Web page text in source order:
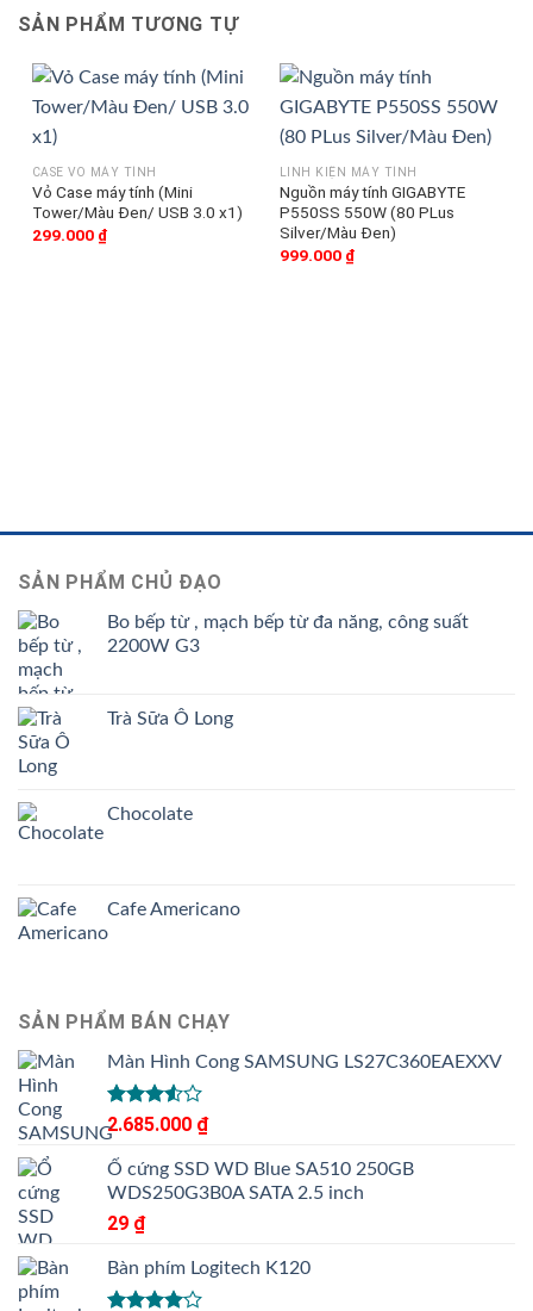
SẢN PHẨM TƯƠNG TỰ
CASE VỎ MÁY TÍNH
Vỏ Case máy tính (Mini
Tower/Màu Đen/ USB 3.0 x1)
299.000 ₫
LINH KIỆN MÁY TÍNH
Nguồn máy tính GIGABYTE
P550SS 550W (80 PLus
Silver/Màu Đen)
999.000 ₫
SẢN PHẨM CHỦ ĐẠO
Bo bếp từ , mạch bếp từ đa năng, công suất
2200W G3
Trà Sữa Ô Long
Chocolate
Cafe Americano
SẢN PHẨM BÁN CHẠY
Màn Hình Cong SAMSUNG LS27C360EAEXXV
Được
xếp
hạng
3.505
sao
2.685.000 ₫
Ổ cứng SSD WD Blue SA510 250GB
WDS250G3B0A SATA 2.5 inch
29 ₫
Bàn phím Logitech K120